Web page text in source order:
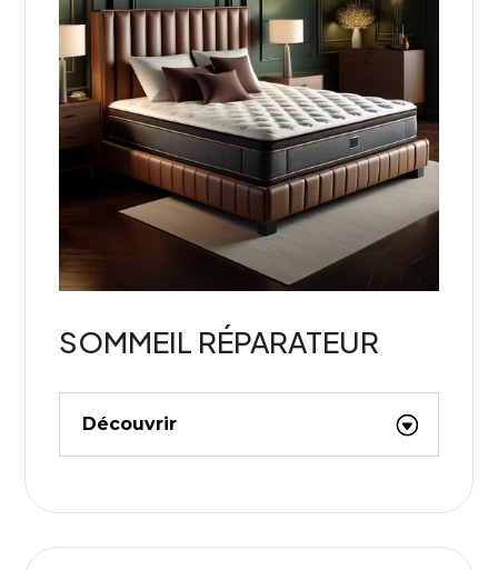
SOMMEIL RÉPARATEUR
Découvrir